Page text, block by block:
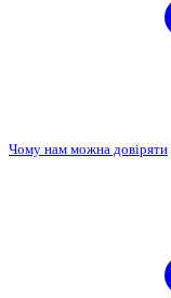
Чому нам можна довіряти